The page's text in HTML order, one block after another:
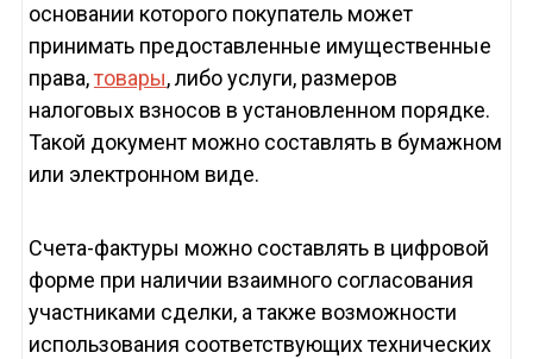
основании которого покупатель может
принимать предоставленные имущественные
права,товары, либо услуги, размеров
налоговых взносов в установленном порядке.
Такой документ можно составлять в бумажном
или электронном виде.
Счета-фактуры можно составлять в цифровой
форме при наличии взаимного согласования
участниками сделки, а также возможности
использования соответствующих технических